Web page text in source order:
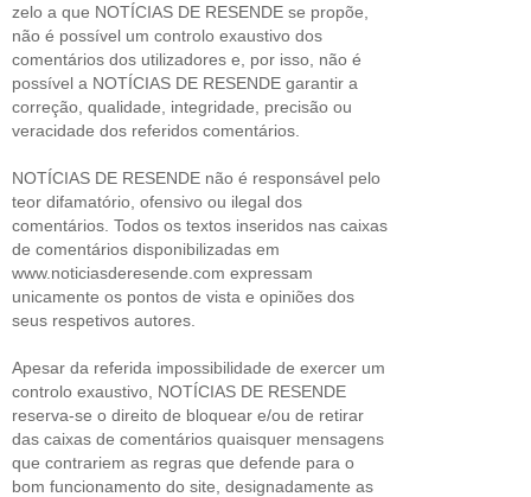
zelo a que NOTÍCIAS DE RESENDE se propõe,
não é possível um controlo exaustivo dos
comentários dos utilizadores e, por isso, não é
possível a NOTÍCIAS DE RESENDE garantir a
correção, qualidade, integridade, precisão ou
veracidade dos referidos comentários.
NOTÍCIAS DE RESENDE não é responsável pelo
teor difamatório, ofensivo ou ilegal dos
comentários. Todos os textos inseridos nas caixas
de comentários disponibilizadas em
www.noticiasderesende.com expressam
unicamente os pontos de vista e opiniões dos
seus respetivos autores.
Apesar da referida impossibilidade de exercer um
controlo exaustivo, NOTÍCIAS DE RESENDE
reserva-se o direito de bloquear e/ou de retirar
das caixas de comentários quaisquer mensagens
que contrariem as regras que defende para o
bom funcionamento do site, designadamente as